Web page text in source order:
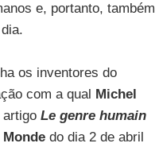
e, portanto, também
os inventores do
com a qual Michel
Le genre humain
Monde do dia 2 de abril